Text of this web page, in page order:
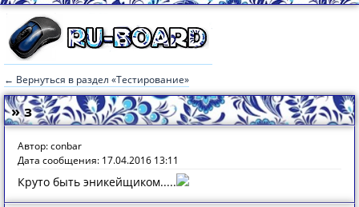
← Вернуться в раздел «Тестирование»
» з
Автор: conbar
Дата сообщения: 17.04.2016 13:11
Круто быть эникейщиком.....